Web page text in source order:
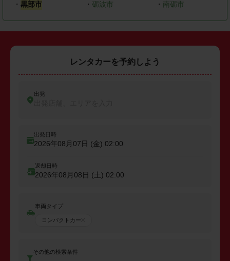
・ 黒部市 ・ 砺波市 ・ 南砺市
レンタカーを予約しよう
出発
出発日時
2026年08月07日 (金) 02:00
返却日時
2026年08月08日 (土) 02:00
車両タイプ
コンパクトカー
その他の検索条件